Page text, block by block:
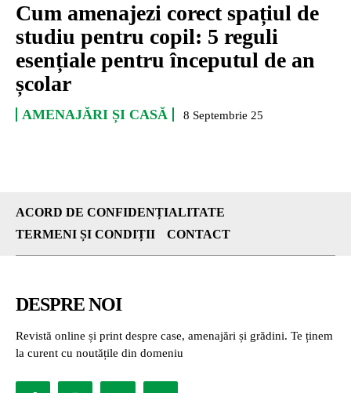
Cum amenajezi corect spațiul de
studiu pentru copil: 5 reguli
esențiale pentru începutul de an
școlar
AMENAJĂRI ȘI CASĂ 8 Septembrie 25
ACORD DE CONFIDENȚIALITATE
TERMENI ȘI CONDIȚII
CONTACT
DESPRE NOI
Revistă online și print despre case, amenajări și grădini. Te ținem
la curent cu noutățile din domeniu